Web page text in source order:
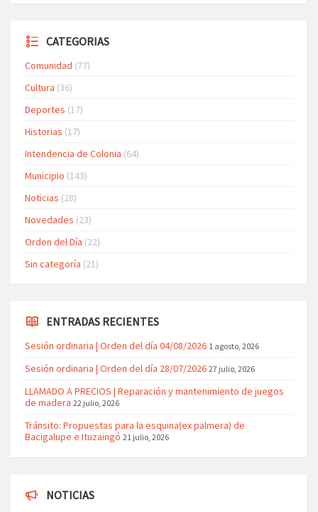
CATEGORIAS
Comunidad (77)
Cultura (36)
Deportes (17)
Historias (17)
Intendencia de Colonia (64)
Municipio (143)
Noticias (28)
Novedades (23)
Orden del Día (22)
Sin categoría (21)
ENTRADAS RECIENTES
Sesión ordinaria | Orden del día 04/08/2026 1 agosto, 2026
Sesión ordinaria | Orden del día 28/07/2026 27 julio, 2026
LLAMADO A PRECIOS | Reparación y mantenimiento de juegos
de madera 22 julio, 2026
Tránsito: Propuestas para la esquina(ex palmera) de
Bacigalupe e Ituzaingó 21 julio, 2026
NOTICIAS